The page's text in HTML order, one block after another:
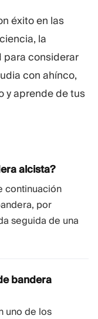
éxito en las
la
para considerar
con ahínco,
y aprende de tus
alcista?
continuación
por
seguida de una
bandera
uno de los